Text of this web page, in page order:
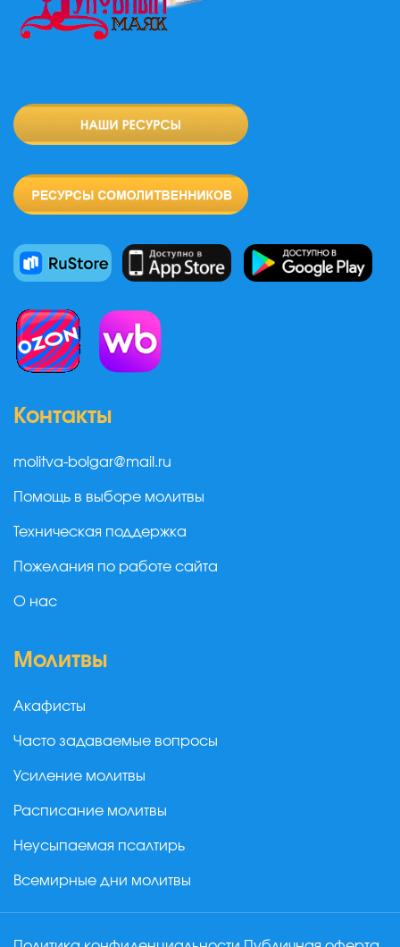
Контакты
molitva-bolgar@mail.ru
Помощь в выборе молитвы
Техническая поддержка
Пожелания по работе сайта
О нас
Молитвы
Акафисты
Часто задаваемые вопросы
Усиление молитвы
Расписание молитвы
Неусыпаемая псалтирь
Всемирные дни молитвы